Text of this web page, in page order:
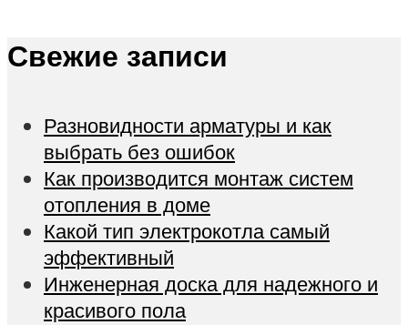
Свежие записи
Разновидности арматуры и как
выбрать без ошибок
Как производится монтаж систем
отопления в доме
Какой тип электрокотла самый
эффективный
Инженерная доска для надежного и
красивого пола